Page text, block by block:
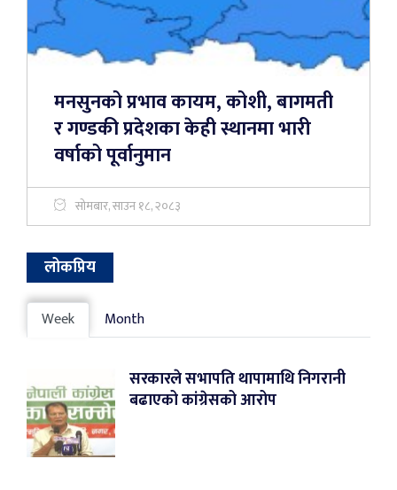
मनसुनको प्रभाव कायम, कोशी, बागमती
र गण्डकी प्रदेशका केही स्थानमा भारी
वर्षाको पूर्वानुमान
सोमबार, साउन १८, २०८३
लोकप्रिय
Week Month
सरकारले सभापति थापामाथि निगरानी
बढाएको कांग्रेसको आरोप